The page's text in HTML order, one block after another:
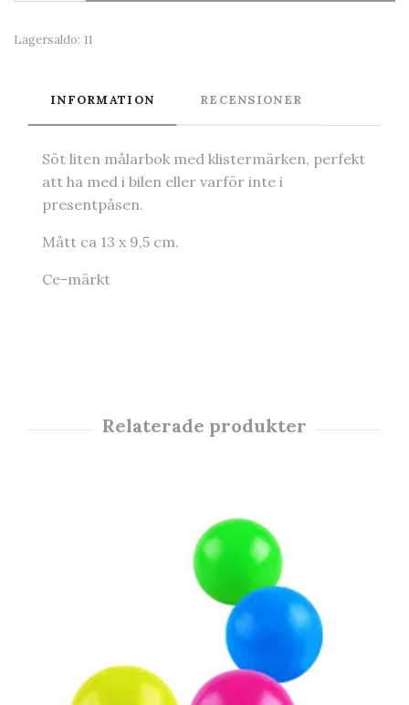
Lagersaldo: 11
INFORMATION RECENSIONER
Söt liten målarbok med klistermärken, perfekt
att ha med i bilen eller varför inte i
presentpåsen.
Mått ca 13 x 9,5 cm.
Ce-märkt